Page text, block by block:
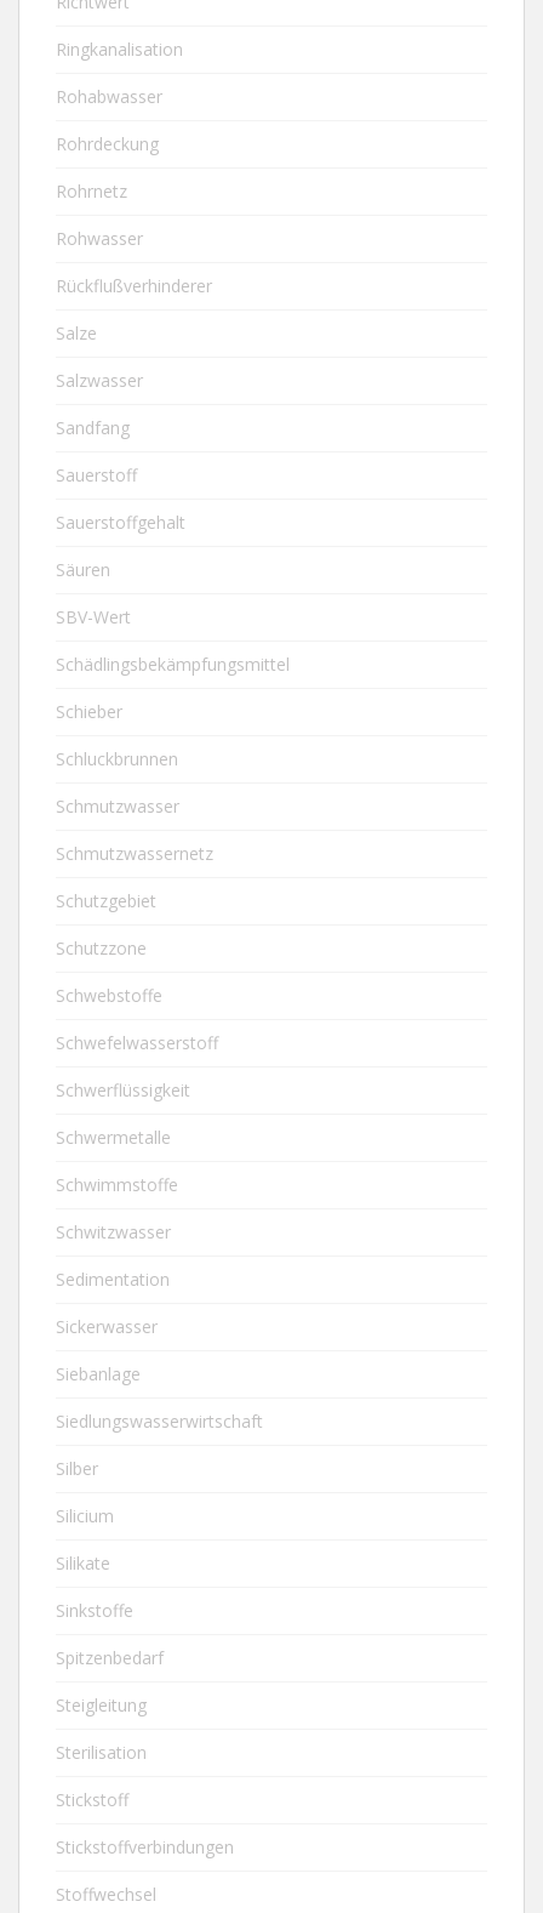
Ringkanalisation
Rohabwasser
Rohrdeckung
Rohrnetz
Rohwasser
Rückflußverhinderer
Salze
Salzwasser
Sandfang
Sauerstoff
Sauerstoffgehalt
Säuren
SBV-Wert
Schädlingsbekämpfungsmittel
Schieber
Schluckbrunnen
Schmutzwasser
Schmutzwassernetz
Schutzgebiet
Schutzzone
Schwebstoffe
Schwefelwasserstoff
Schwerflüssigkeit
Schwermetalle
Schwimmstoffe
Schwitzwasser
Sedimentation
Sickerwasser
Siebanlage
Siedlungswasserwirtschaft
Silber
Silicium
Silikate
Sinkstoffe
Spitzenbedarf
Steigleitung
Sterilisation
Stickstoff
Stickstoffverbindungen
Stoffwechsel